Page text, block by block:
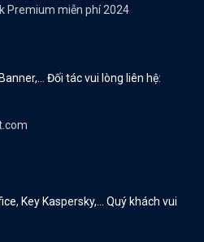
Premium miễn phí 2024
Đối tác vui lòng liên hệ:
Key Kaspersky,… Quý khách vui